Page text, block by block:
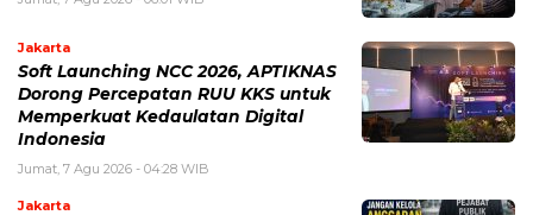
Jakarta
Soft Launching NCC 2026, APTIKNAS
Dorong Percepatan RUU KKS untuk
Memperkuat Kedaulatan Digital
Indonesia
Jumat, 7 Agu 2026 - 04:28 WIB
Jakarta